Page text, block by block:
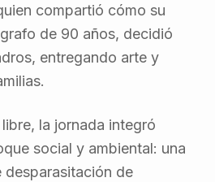
compartió cómo su
de 90 años, decidió
entregando arte y
la jornada integró
social y ambiental: una
desparasitación de